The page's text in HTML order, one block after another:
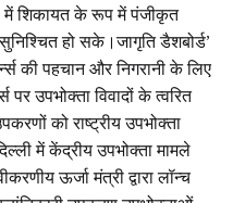
में शिकायत के रूप में पंजीकृत
हो सके।जागृति डैशबोर्ड’
की पहचान और निगरानी के लिए
पर उपभोक्ता विवादों के त्वरित
को राष्ट्रीय उपभोक्ता
में केंद्रीय उपभोक्ता मामले
ऊर्जा मंत्री द्वारा लॉन्च